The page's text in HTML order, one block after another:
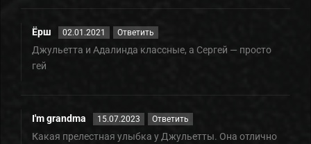
Ёрш 02.01.2021 Ответить
Джульетта и Адалинда классные, а Сергей — просто
гей
I'm grandma 15.07.2023 Ответить
Какая прелестная улыбка у Джульетты. Она отлично